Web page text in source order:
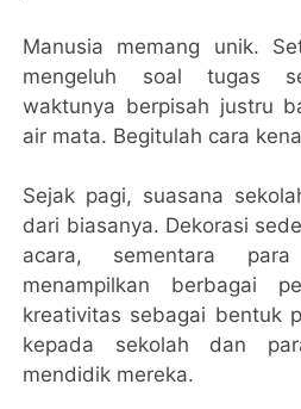
Manusia memang unik.
mengeluh soal tugas
waktunya berpisah justru
air mata. Begitulah cara
Sejak pagi, suasana
dari biasanya. Dekorasi
acara, sementara
menampilkan berbagai
kreativitas sebagai bentuk
kepada sekolah dan
mendidik mereka.